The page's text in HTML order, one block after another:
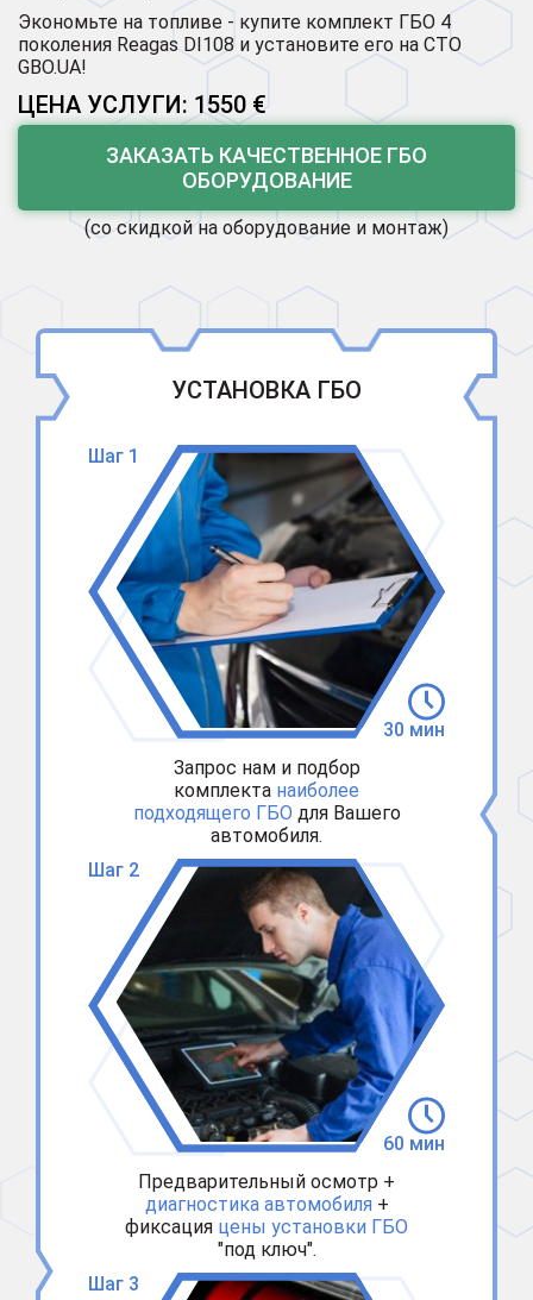
Экономьте на топливе - купите комплект ГБО 4
поколения Reagas DI108 и установите его на СТО
GBO.UA!
ЦЕНА УСЛУГИ: 1550 €
ЗАКАЗАТЬ КАЧЕСТВЕННОЕ ГБО
ОБОРУДОВАНИЕ
(со скидкой на оборудование и монтаж)
УСТАНОВКА ГБО
Шаг 1
Запрос нам и подбор
комплекта наиболее
подходящего ГБО для Вашего
автомобиля.
30 мин
Шаг 2
Предварительный осмотр +
диагностика автомобиля +
фиксация цены установки ГБО
"под ключ".
60 мин
Шаг 3